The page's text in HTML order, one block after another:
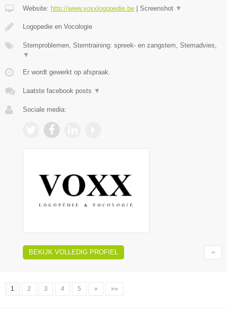
Website: http://www.voxxlogopedie.be Screenshot ▼
Logopedie en Vocologie
Stemproblemen, Stemtraining: spreek- en zangstem, Stemadvies,
▼
Er wordt gewerkt op afspraak.
Laatste facebook posts ▼
Sociale media:
BEKIJK VOLLEDIG PROFIEL
1 2 3 4 5 » »»